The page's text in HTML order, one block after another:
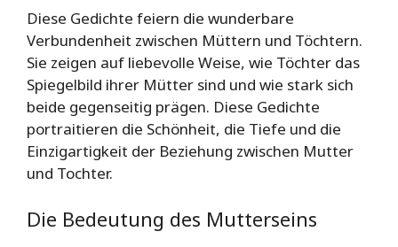
Diese Gedichte feiern die wunderbare
Verbundenheit zwischen Müttern und Töchtern.
Sie zeigen auf liebevolle Weise, wie Töchter das
Spiegelbild ihrer Mütter sind und wie stark sich
beide gegenseitig prägen. Diese Gedichte
portraitieren die Schönheit, die Tiefe und die
Einzigartigkeit der Beziehung zwischen Mutter
und Tochter.
Die Bedeutung des Mutterseins